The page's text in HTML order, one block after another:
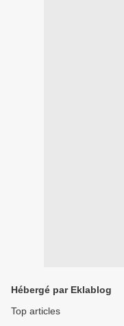
Hébergé par Eklablog
Top articles